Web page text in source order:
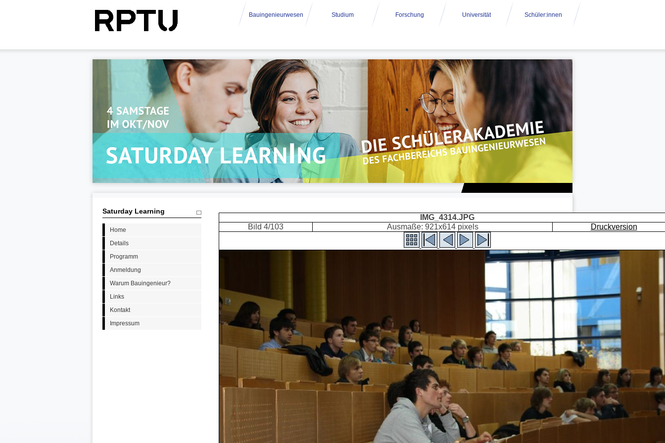
Bauingenieurwesen Studium Forschung Universität Schüler:innen
Saturday Learning
Home
Details
Programm
Anmeldung
Warum Bauingenieur?
Links
Kontakt
Impressum
IMG_4314.JPG
Bild 4/103
Ausmaße: 921x614 pixels Druckversion